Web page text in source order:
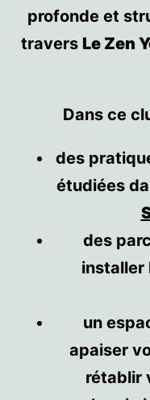
profonde et
travers Le Zen
Dans ce
des
étudiées
des
installer
un
apaiser
rétablir